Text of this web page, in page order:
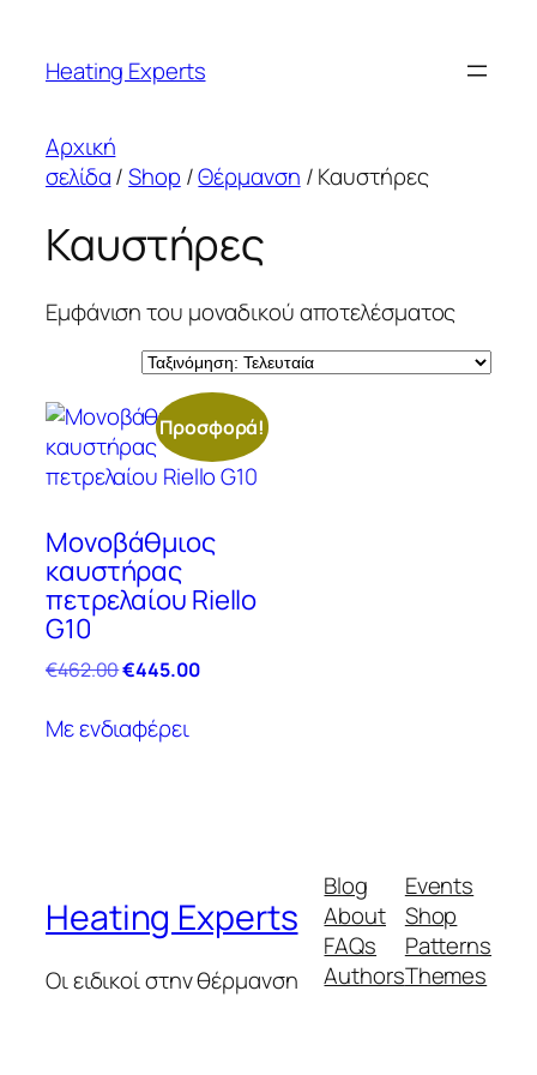
περιεχόμενο
Heating Experts
Αρχική
σελίδα/Shop /Θέρμανση / Καυστήρες
Καυστήρες
Εμφάνιση του μοναδικού αποτελέσματος
Προσφορά!
Μονοβάθμιος
καυστήρας
πετρελαίου Riello
G10
€462.00Original
was:
€462.00.
€445.00Η
Με ενδιαφέρει
Heating Experts
Οι ειδικοί στην θέρμανση
Blog
About
FAQs
Authors
Events
Shop
Patterns
Themes